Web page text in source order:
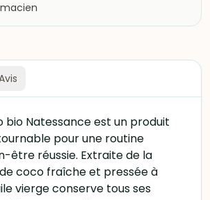
bio Natessance est un produit
pour une routine
être réussie. Extraite de la
coco fraîche et pressée à
vierge conserve tous ses